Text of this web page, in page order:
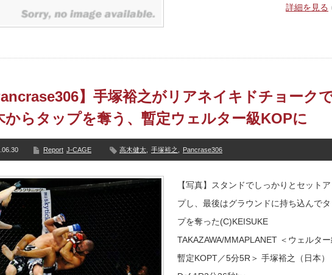
詳細を見る
】手塚裕之がリアネイキドチョーク
からタップを奪う、暫定ウェルター級KOPに
Report J-CAGE 高木健太 手塚裕之 Pancrase306
【写真】スタンドでしっかりとセットア
プし、最後はグラウンドに持ち込んでタ
プを奪った(C)KEISUKE
TAKAZAWA/MMAPLANET ＜ウェルター
暫定KOPT／5分5R＞ 手塚裕之（日本）